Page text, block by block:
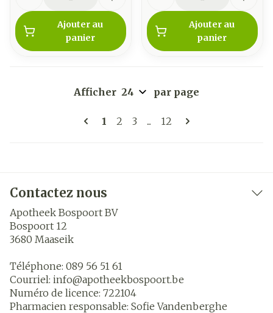
Ajouter au
panier
Ajouter au
panier
Pages
Vous lisez actuellement la page
1 Page
2 Page
3 ... Page
12
Afficher par page
Contactez nous
Apotheek Bospoort BV
Bospoort 12
3680 Maaseik
Téléphone: 089 56 51 61
Courriel: info@apotheekbospoort.be
Numéro de licence: 722104
Pharmacien responsable: Sofie Vandenberghe